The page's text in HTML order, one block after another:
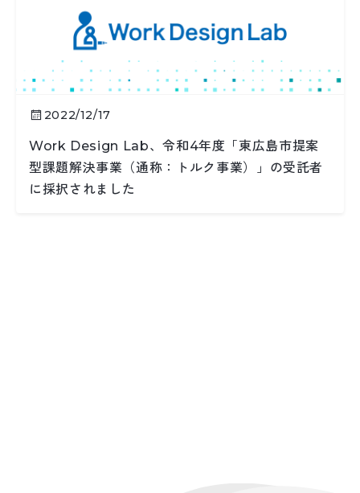
2022/12/17
Work Design Lab、令和4年度「東広島市提案
型課題解決事業（通称：トルク事業）」の受託者
に採択されました